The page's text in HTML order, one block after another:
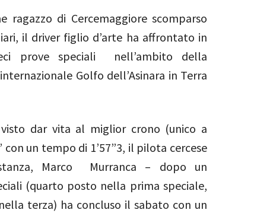
ragazzo di Cercemaggiore scomparso
il driver figlio d’arte ha affrontato in
prove speciali nell’ambito della
Golfo dell’Asinara in Terra
dar vita al miglior crono (unico a
un tempo di 1’57”3, il pilota cercese
Marco Murranca – dopo un
(quarto posto nella prima speciale,
terza) ha concluso il sabato con un